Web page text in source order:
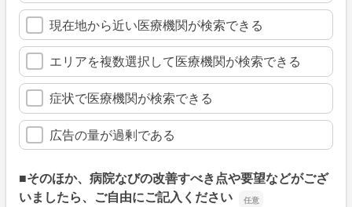
現在地から近い医療機関が検索できる
エリアを複数選択して医療機関が検索できる
症状で医療機関が検索できる
広告の量が過剰である
■そのほか、病院なびの改善すべき点や要望などがござ
いましたら、ご自由にご記入ください